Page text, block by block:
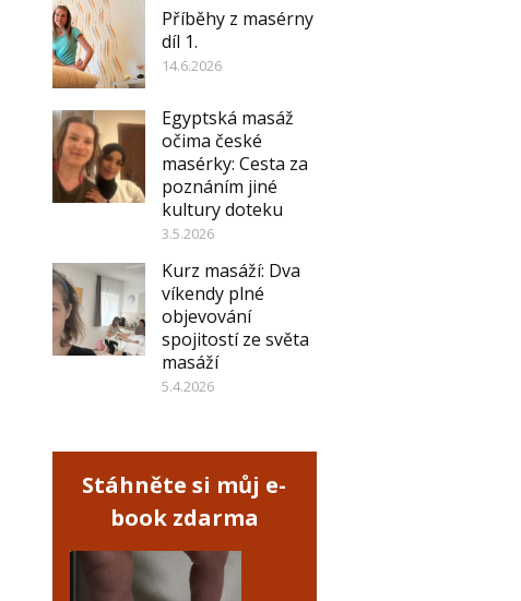
Příběhy z masérny
díl 1.
14.6.2026
Egyptská masáž
očima české
masérky: Cesta za
poznáním jiné
kultury doteku
3.5.2026
Kurz masáží: Dva
víkendy plné
objevování
spojitostí ze světa
masáží
5.4.2026
Stáhněte si můj e-
book zdarma